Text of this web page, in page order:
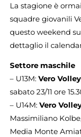
La stagione è
squadre giovanili
questo weekend
dettaglio il
Settore maschile
– U13M: Vero
sabato 23/11 ore
– U14M: Vero
Massimiliano
Media Monte